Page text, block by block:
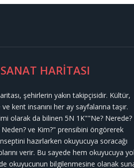
SANAT HARİTASI
şehirlerin yakın takipçisidir. Kültür,
kent insanını her ay sayfalarına taşır.
olarak da bilinen 5N 1K""Ne? Nerede?
Neden? ve Kim?" prensibini öngörerek
hazırlarken okuyucuya soracağı
verir. Bu sayede hem okuyucuya yol
okuyucunun bilgilenmesine olanak